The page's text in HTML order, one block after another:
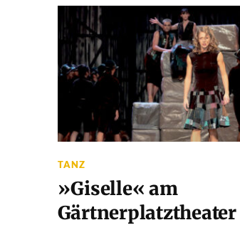
TANZ
»Giselle« am
Gärtnerplatztheater